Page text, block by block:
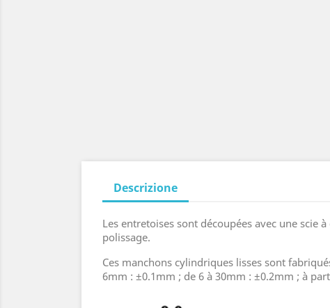
Descrizione
Les entretoises sont découpées avec une scie
polissage.
Ces manchons cylindriques lisses sont
6mm : ±0.1mm ; de 6 à 30mm : ±0.2mm ; à